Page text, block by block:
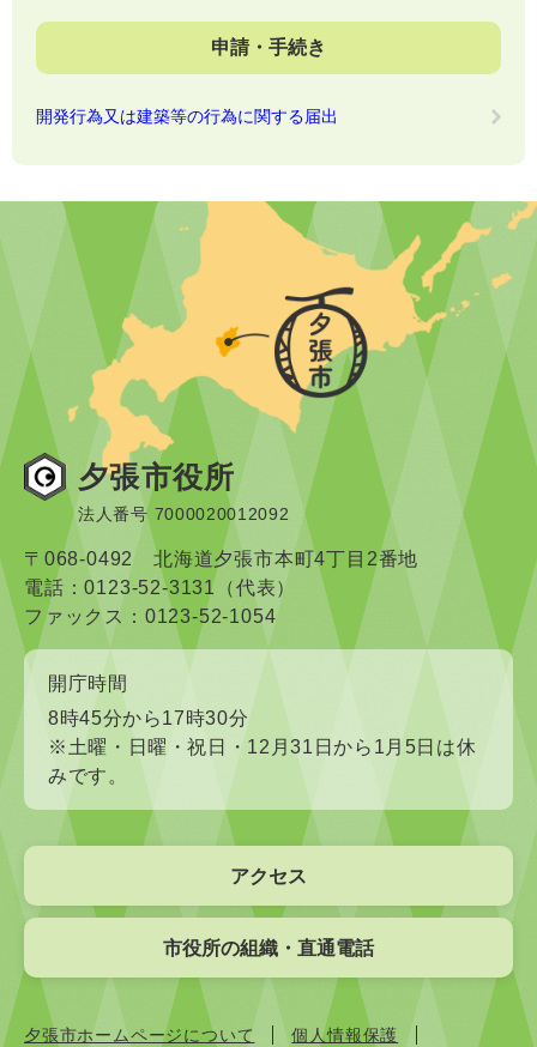
申請・手続き
開発行為又は建築等の行為に関する届出
夕張市役所
法人番号 7000020012092
〒068-0492 北海道夕張市本町4丁目2番地
電話：0123-52-3131（代表）
ファックス：0123-52-1054
開庁時間
8時45分から17時30分
※土曜・日曜・祝日・12月31日から1月5日は休
みです。
アクセス
市役所の組織・直通電話
夕張市ホームページについて 個人情報保護